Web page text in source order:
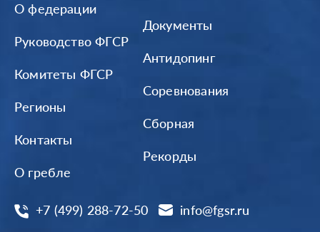
О федерации
Руководство ФГСР
Комитеты ФГСР
Регионы
Контакты
О гребле
Документы
Антидопинг
Соревнования
Сборная
Рекорды
+7 (499) 288-72-50 info@fgsr.ru